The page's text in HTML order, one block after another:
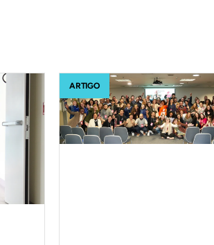
ARTIGO